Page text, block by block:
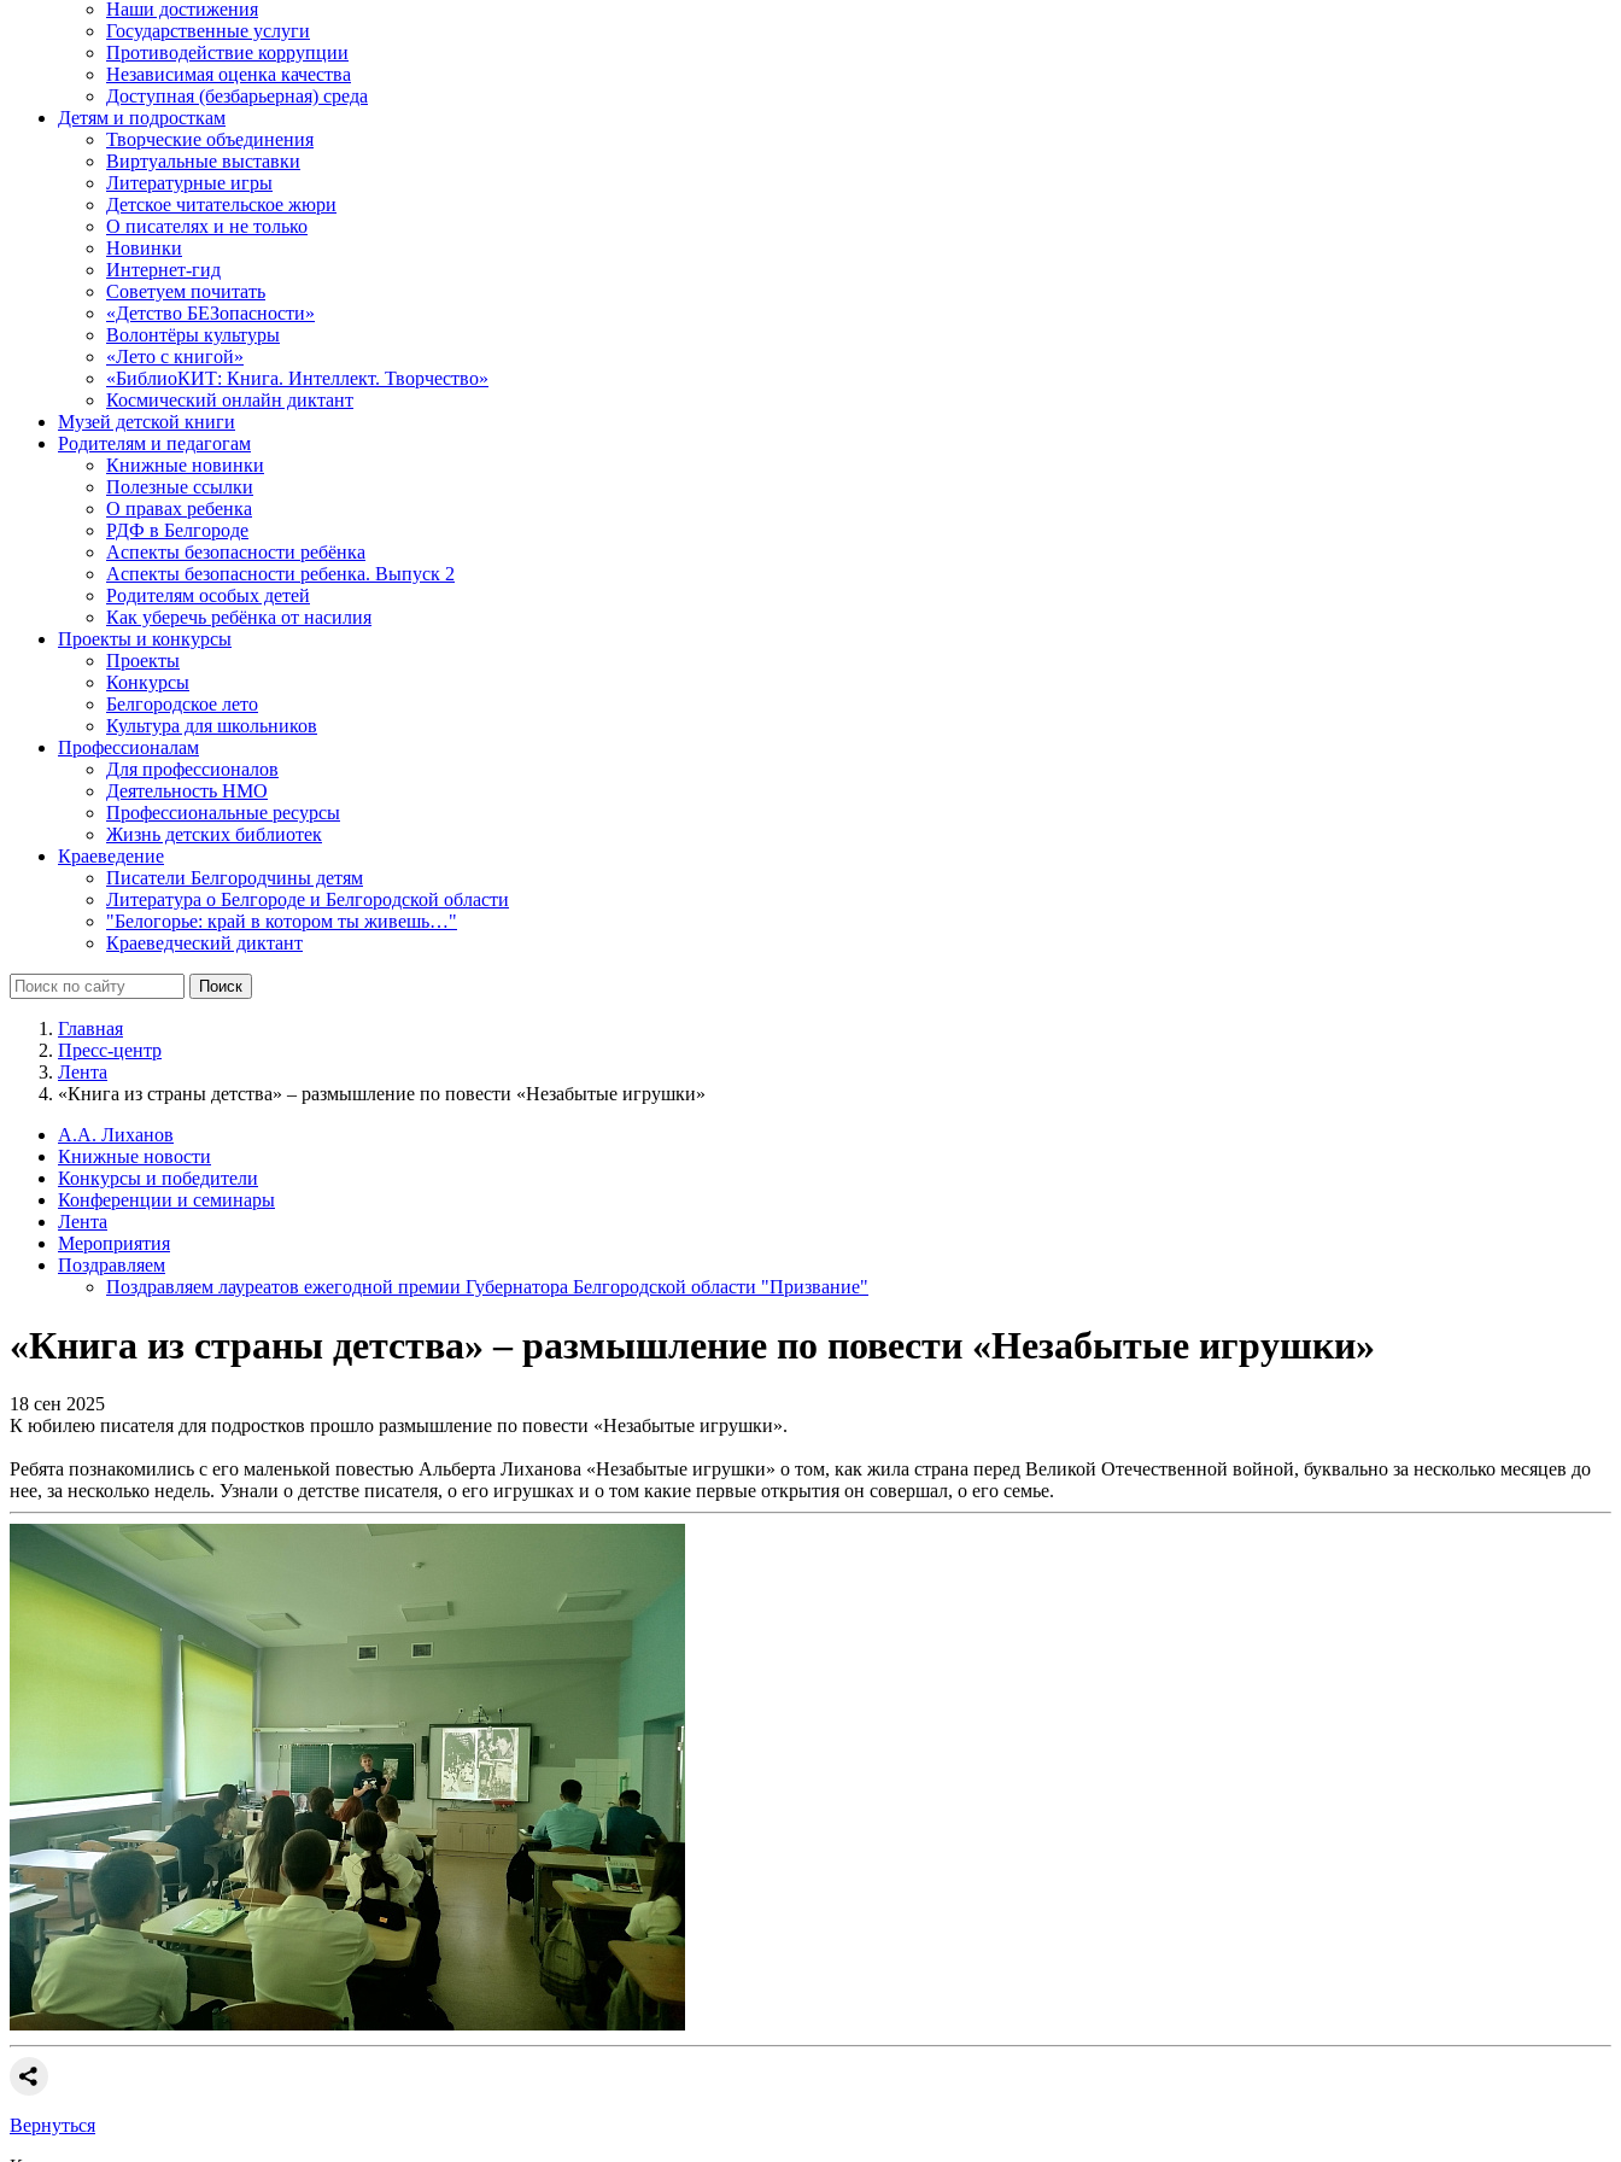
Наши достижения
Государственные услуги
Противодействие коррупции
Независимая оценка качества
Доступная (безбарьерная) среда
Детям и подросткам
Творческие объединения
Виртуальные выставки
Литературные игры
Детское читательское жюри
О писателях и не только
Новинки
Интернет-гид
Советуем почитать
«Детство БЕЗопасности»
Волонтёры культуры
«Лето с книгой»
«БиблиоКИТ: Книга. Интеллект. Творчество»
Космический онлайн диктант
Музей детской книги
Родителям и педагогам
Книжные новинки
Полезные ссылки
О правах ребенка
РДФ в Белгороде
Аспекты безопасности ребёнка
Аспекты безопасности ребенка. Выпуск 2
Родителям особых детей
Как уберечь ребёнка от насилия
Проекты и конкурсы
Проекты
Конкурсы
Белгородское лето
Культура для школьников
Профессионалам
Для профессионалов
Деятельность НМО
Профессиональные ресурсы
Жизнь детских библиотек
Краеведение
Писатели Белгородчины детям
Литература о Белгороде и Белгородской области
"Белогорье: край в котором ты живешь…"
Краеведческий диктант
Главная
Пресс-центр
Лента
«Книга из страны детства» – размышление по повести «Незабытые игрушки»
А.А. Лиханов
Книжные новости
Конкурсы и победители
Конференции и семинары
Лента
Мероприятия
Поздравляем
Поздравляем лауреатов ежегодной премии Губернатора Белгородской области "Призвание"
«Книга из страны детства» – размышление по повести «Незабытые игрушки»
18 сен 2025
К юбилею писателя для подростков прошло размышление по повести «Незабытые игрушки».
Ребята познакомились с его маленькой повестью Альберта Лиханова «Незабытые игрушки» о том, как жила страна перед Великой Отечественной войной, буквально за несколько месяцев до
нее, за несколько недель. Узнали о детстве писателя, о его игрушках и о том какие первые открытия он совершал, о его семье.
Вернуться